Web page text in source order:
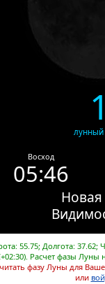
1
Восход
05:46
55.75; Долгота: 37.62;
Расчет фазы Луны
фазу Луны для
или